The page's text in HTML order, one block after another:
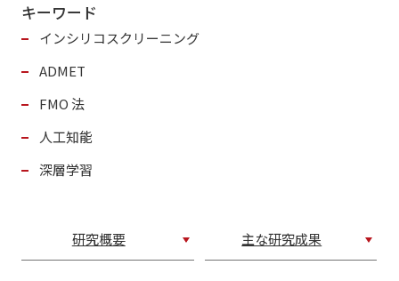
キーワード
インシリコスクリーニング
ADMET
FMO 法
人工知能
深層学習
研究概要 主な研究成果